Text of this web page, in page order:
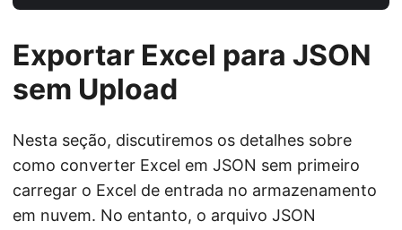
Exportar Excel para JSON
sem Upload
Nesta seção, discutiremos os detalhes sobre
como converter Excel em JSON sem primeiro
carregar o Excel de entrada no armazenamento
em nuvem. No entanto, o arquivo JSON